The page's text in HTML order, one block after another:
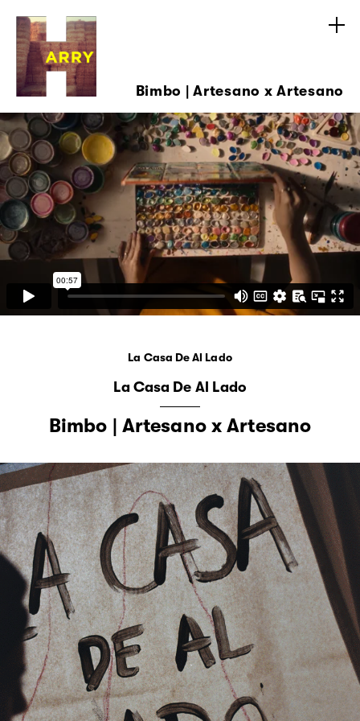
Bimbo | Artesano x Artesano
La Casa De Al Lado
La Casa De Al Lado
Bimbo | Artesano x Artesano